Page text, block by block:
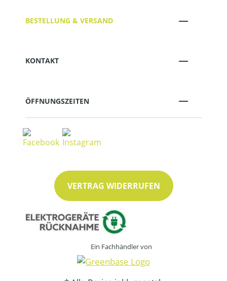
BESTELLUNG & VERSAND
KONTAKT
ÖFFNUNGSZEITEN
VERTRAG WIDERRUFEN
Ein Fachhändler von